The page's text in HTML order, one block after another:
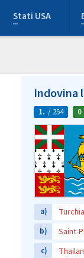
Stati USA
Indovina
1. / 254 0
a) Turchia
b) Saint-
c)